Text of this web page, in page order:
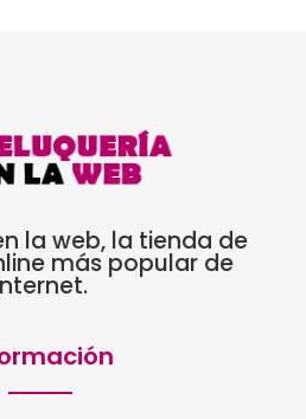
la web, la tienda de
más popular de